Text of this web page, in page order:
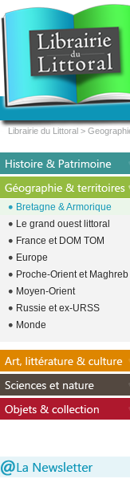
Bretagne & Armorique
Le grand ouest littoral
France et DOM TOM
Europe
Proche-Orient et Maghreb
Moyen-Orient
Russie et ex-URSS
Monde
Librairie du Littoral >